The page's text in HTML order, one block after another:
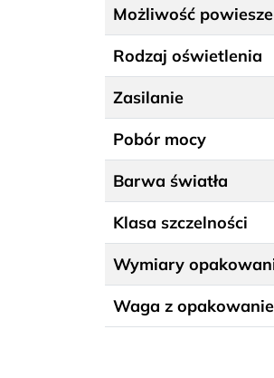
Możliwość
Rodzaj oświetlenia
Zasilanie
Pobór mocy
Barwa światła
Klasa szczelności
Wymiary
Waga z